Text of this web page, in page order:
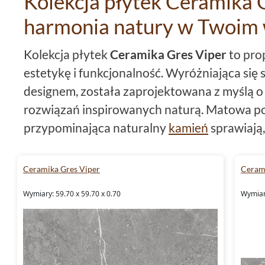
harmonia natury w
Kolekcja płytek Ceramika Gres Viperto
estetykę i funkcjonalność. Wyróżniająca się
designem, została zaprojektowana z myślą
rozwiązań inspirowanych naturą. Matowa
przypominająca naturalny kamień
komponuje się z różnymi stylami
59,7x59,7oraz płytki 59,7x119,7, które
oryginalnych układów na powierzchni.
Wyjątkowe właściwości
Ceramika Gres Viper
Wymiary: 59.70 x 59.70 x 0.70